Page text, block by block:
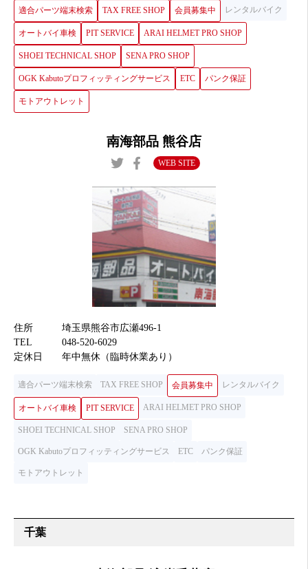
適合パーツ端末検索 TAX FREE SHOP 会員募集中 レンタルバイク
オートバイ車検 PIT SERVICE ARAI HELMET PRO SHOP
SHOEI TECHNICAL SHOP SENA PRO SHOP
OGK Kabutoプロフィッティングサービス ETC パンク保証
モトアウトレット
南海部品 熊谷店
WEB SITE
住所
埼玉県熊谷市広瀬496-1
TEL
048-520-6029
定休日
年中無休（臨時休業あり）
適合パーツ端末検索 TAX FREE SHOP 会員募集中 レンタルバイク
オートバイ車検 PIT SERVICE ARAI HELMET PRO SHOP
SHOEI TECHNICAL SHOP SENA PRO SHOP
OGK Kabutoプロフィッティングサービス ETC パンク保証
モトアウトレット
千葉